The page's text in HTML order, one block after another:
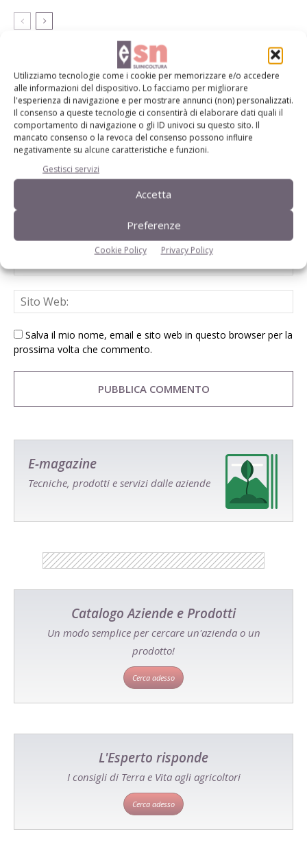
Utilizziamo tecnologie come i cookie per memorizzare e/o accedere
alle informazioni del dispositivo. Lo facciamo per migliorare
l'esperienza di navigazione e per mostrare annunci (non) personalizzati.
Il consenso a queste tecnologie ci consentirà di elaborare dati quali il
comportamento di navigazione o gli ID univoci su questo sito. Il
mancato consenso o la revoca del consenso possono influire
negativamente su alcune caratteristiche e funzioni.
Gestisci servizi
Accetta
Preferenze
Cookie Policy Privacy Policy
LASCIA UN COMMENTO
Salva il mio nome, email e sito web in questo browser per la
prossima volta che commento.
E-magazine
Tecniche, prodotti e servizi dalle aziende
Catalogo Aziende e Prodotti
Un modo semplice per cercare un'azienda o un
prodotto!
Cerca adesso
L'Esperto risponde
I consigli di Terra e Vita agli agricoltori
Cerca adesso